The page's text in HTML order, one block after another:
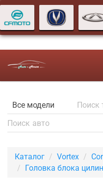
Каталог Vortex
Головка блока